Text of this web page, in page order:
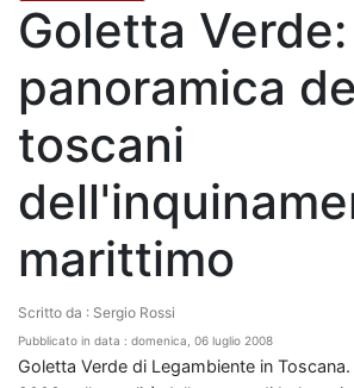
Goletta
panoramica
toscani
marittimo
Scritto da : Sergio Rossi
Pubblicato in data : domenica, 06 luglio 2008
Goletta Verde di Legambiente in Toscana. Presentati i dati 2008 sulla qualità delle acque di balneazione di tutta la Regione. Acque limpide nelle province di Grosseto, Lucca, Massa e Pisa. Elba meno blu la provincia di Livorno (costa continentale), con 2 punti critici Ottima la situazione dell’Isola d’Elba Migliorano le foci dei fiumi, ma soffre quella dell’Arno. Cinque Vele, Bandiere Nere, Ambiente e Turismo Sostenibile. I temi caldi dei prossimi appuntamenti toscani di Goletta Verde. Buona la qualità delle acque toscane delle province di Grosseto, Lucca, Massa e Pisa. Resta inquinata la foce dell’Arno ed emergono alcune criticità a Livorno e provincia. Ottima la situazione riscontrata all’isola d’Elba. Goletta Verde, la campagna di Legambiente realizzata con il contributo di Vodafone Italia e Italgest Mare e la collaborazione del Ministero dell’Ambiente e tutela del territorio e del mare, ha presentato questa mattina in conferenza stampa i risultati sulle analisi delle acque di balneazione di tutta la Toscana, isole comprese. Come di consueto Goletta Verde viene accompagnata da terra dal laboratorio mobile dei biologi del Cigno Verde che, oltre ai parametri previsti dalla legge italiana, il Dpr 470/82, analizzano anche gli Escherichia Coli, microrganismi che vivono esclusivamente nell’intestino umano, nuovo termine di riferimento della direttiva europea poiché sono sintomo puntuale di inquinamento antropico. A presentare l’istantanea scattata alle acque di balneazione del Tirreno Centrale erano presenti Lucia Venturi, Segreteria nazionale Legambiente, e Piero Baronti, Presidente Legambiente Toscana. La fotografia dell’ecosistema mare consegnata dalle analisi microbiologiche delle acque toscane mette a fuoco una situazione nell’insieme positiva. Sono molte, oltre trenta, infatti, le località pienamente in regola, che non presentano inquinamento batterico oltre i limiti di legge. Complessivamente su un totale di 37 punti balenabili campionati, due sono risultati gravemente inquinati, entrambi in provincia di Livorno. Questo territorio, che da solo totalizza la metà dei campionamenti effettuati in Toscana, presenta acque cristalline in 17 dei 19 dei punti analizzati. La pecora nera è Livorno città, insieme a Rosignano Marina. Anche questa volta a far schizzare alle stelle la concentrazione di agenti microbiologici inquinanti sono gli Escherichia Coli, ossia la cattiva depurazione delle acque di scarico. Bene, invece, la costa dell’isola d’Elba e tutti i punti campionati delle province di Massa, Lucca, Pisa e Grosseto. Per quanto riguarda i cinque prelievi effettuati alle foci di fiumi, solo uno – l’Arno - risulta gravemente inquinato. “I dati sulla qualità delle acque toscane sono piuttosto buoni. Preoccupanti solo i risultati delle analisi a Livorno città e a Rosignano Marina, che dimostrano quanto sia importante un maggiore controllo della depurazione e, viceversa, quanto siano impattanti per l’ambiente gli scarichi illegali. – Ha commentato Piero Baronti, Presidente Legambiente Toscana – Ultima nota: siamo molto contenti per la situazione emersa dal monitoraggio delle foci dei fiumi. Segno che qualcosa nella giusta direzione si sta facendo”. A sorpresa, infatti, mostrano acque pulite e con una concentrazione di batteri entro i limiti di legge le foci dei fiumi Calambrone, Cecina, Albegna e Ombrone. Un dato importante e incoraggiante, indicatore di buona depurazione. “Se possibile, questi risultati positivi sulle foci, per definizione non balenabili, evidenziano maggiormente la preoccupazione per l’altissima concentrazione di Escherichia Coli rilevati a Livorno città e a Rosignano Marina, punti dove invece è consentita la balneazione. La fotografia scattata alle acque marine della Toscana da Goletta Verde non ci lascia quindi pienamente soddisfatti e ci auguriamo che le nuove criticità emerse siano da stimolo per promuovere una maggiore attenzione alla tutela delle nostre coste. Va tenuto ben presente, infine – ha concluso Lucia Venturi, Segreteria Nazionale Legambiente – che le analisi delle acque di balneazione che effettuiamo con Goletta Verde, forniscono un’istantanea relativa al momento del prelievo. Non vogliamo quindi sostituirci al ruolo delle autorità competenti.” I RISULTATI DELLE ANALISI DI GOLETTA VERDE 2008 PROVINCIA COMUNE LOCALITÀ PUNTO GIUDIZIO (vedi legenda: in ordine di qualità decrescente da una a quattro *) MS Carrara Marina di Carrara Bagni "Stella Del Mare" * MS Marina Di Massa Bagni "MAURO" * LU Forte Dei Marmi Bagni "BONACCIA" * LU Marina Di Pietrasanta Bagni "ROMA" (civ. n. 94) * LU Lido di Camaione Bagno "IMPERIALE" * LU Viareggio Bagni "IMPERIA" via Giosuè Carducci, davanti hotel Excelsior * PI Pisa Tirrenia Bagni "NETTUNO" * LI Livorno 50 metri a sud della terrazza del lungomare di viale Italia **** LI Rosignano Marina Lungomare Monte alla Rena 100 metri a sud del porto turistico **** LI Bibbona Marina di Bibbona bar "la pineta" * LI San Vincenzo Bagni Venere via Piemonte * LI Piombino Calamoresca Spiaggia Libera * LI Capoliveri Lacuna Spiaggia Libera davanti camping "Lacona". * LI Marciana Marina Procchio Spiaggia Libera * LI Marciana Marina La Fenicia Spiaggia Libera c/o Bar "Capo Nord" * LI Marciana S. Andrea Spiaggia Libera c/o Bar "Il Gabbiano" * LI Campo Nell'Elba Cavoli Spiaggia Libera * LI Marina di Campo Bagni "CAPRICCIO" * LI Marina Di Campo** Spiaggi hotel Montecristo * LI Capoliveri Spiaggia "Innamorata" * LI Porto Azzurro Spiaggia verde, a dx del ristorante "la lanterna" * LI Rio Marina Cavo Spiaggia Capo Castello (Frugoso) * LI Portoferraio Bagnaia Spiaggia Libera fronte bar "Le Palme". * LI Rio Nell'ELBA Nisporto Spiaggia Libera GR Follonica Spiaggia Libera presso ristorante "Parrini" * GR Pescaia Punta Ala Spiaggia Camping "Punta Ala" * GR Follonica Ferriere Spiaggia Libera a destra del fiume. Torrente Petraia. * GR Capalbio Spiaggia macchiatonda * GR Ansedonia La Feniglia Spiaggia La Tagliata * GR Monte Argentario Pozzarello Porto S.Stefano, fronte hotel "Baia d'Argento" * GR Orbetello Feniglia Bartolini Stabilimento "Da Braccio" * GR Talamone Bagno "Delle Donne" * GR Marina di Grosseto Spaggia libera tra gli stabilimenti "Nettuno" e "La Vela" * GR Isola del Giglio Porto Spiaggia "Le Cannelle" fronte ristorante pizzeria "le Cannelle" * GR Isola del Giglio Spiaggia Arenelle * GR Isola del Giglio Campese Spiaggia di fronte la torre ** GR Isola del Giglio Porto Spiaggia a destra del porto * PUNTI DI PRELIEVO: FOCI DEI FIUMI PROVINCIA COMUNE LOCALITÀ PUNTO GIUDIZIO PI Pisa Marina di Pisa Foce Arno **** LI Livorno Calabrone Foce Calambrone * LI Marina Di Cecina Foce Cecina * GR Albinia Foce Albegna * GR Marina Di Alberese Foce Ombrone * LEGENDA * NON INQUINATO = tutti i parametri DPR 470/82 entro i limiti e Escherichia Coli compreso tra 250 e 500 ufc/100 ml ** LEGGERMENTE INQUINATO = almeno 1 parametro DPR 470/82 fuori dai limiti e/